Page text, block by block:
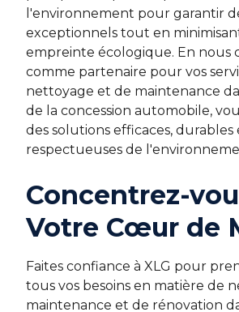
l'environnement pour garantir
exceptionnels tout en
empreinte écologique. En nous
comme partenaire pour vos
nettoyage et de maintenance
de la concession automobile,
des solutions efficaces, durables
respectueuses de
Concentrez-
Votre Cœur de
Faites confiance à XLG pour
tous vos besoins en matière de
maintenance et de rénovation